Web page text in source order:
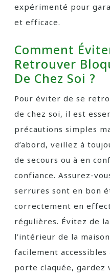
expérimenté pour
et efficace.
Comment
Retrouver
De Chez Soi ?
Pour éviter de se
de chez soi, il est
précautions simples
d’abord, veillez à
de secours ou à en
confiance. Assurez-
serrures sont en bon
correctement en
régulières. Évitez de
l’intérieur de la
facilement accessibles
porte claquée, gardez